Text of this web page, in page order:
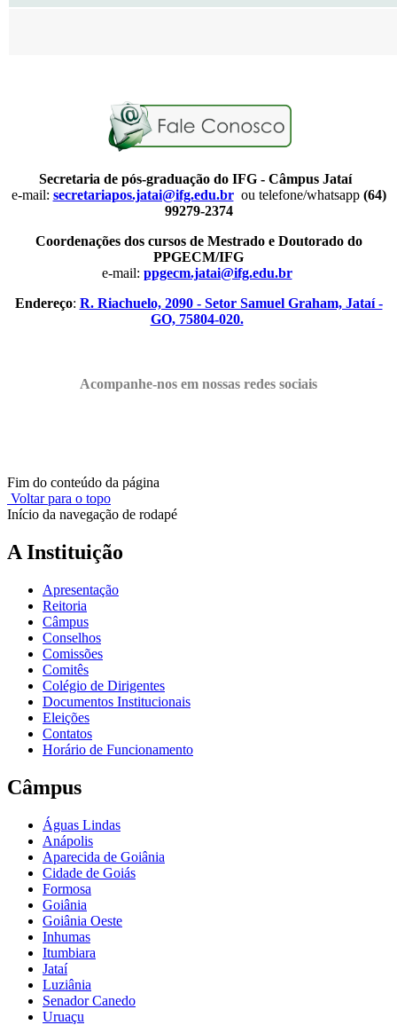
Secretaria de pós-graduação do IFG - Câmpus Jataí
e-mail: secretariapos.jatai@ifg.edu.br ou telefone/whatsapp (64)
99279-2374
Coordenações dos cursos de Mestrado e Doutorado do
PPGECM/IFG
e-mail: ppgecm.jatai@ifg.edu.br
Endereço: R. Riachuelo, 2090 - Setor Samuel Graham, Jataí -
GO, 75804-020.
Acompanhe-nos em nossas redes sociais
Fim do conteúdo da página
Voltar para o topo
Início da navegação de rodapé
A Instituição
Apresentação
Reitoria
Câmpus
Conselhos
Comissões
Comitês
Colégio de Dirigentes
Documentos Institucionais
Eleições
Contatos
Horário de Funcionamento
Câmpus
Águas Lindas
Anápolis
Aparecida de Goiânia
Cidade de Goiás
Formosa
Goiânia
Goiânia Oeste
Inhumas
Itumbiara
Jataí
Luziânia
Senador Canedo
Uruaçu